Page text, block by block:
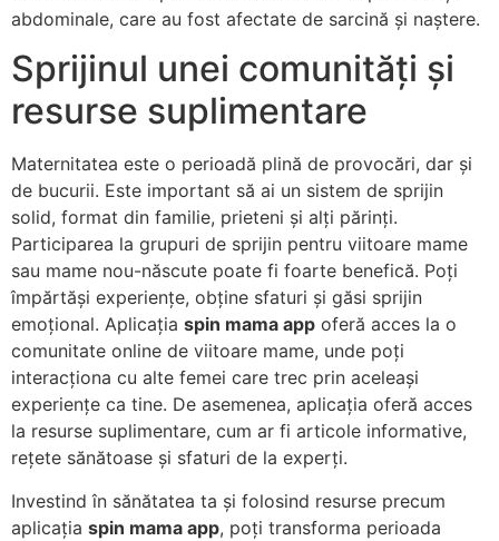
abdominale, care au fost afectate de sarcină și naștere.
Sprijinul unei comunități și
resurse suplimentare
Maternitatea este o perioadă plină de provocări, dar și
de bucurii. Este important să ai un sistem de sprijin
solid, format din familie, prieteni și alți părinți.
Participarea la grupuri de sprijin pentru viitoare mame
sau mame nou-născute poate fi foarte benefică. Poți
împărtăși experiențe, obține sfaturi și găsi sprijin
emoțional. Aplicația spin mama app oferă acces la o
comunitate online de viitoare mame, unde poți
interacționa cu alte femei care trec prin aceleași
experiențe ca tine. De asemenea, aplicația oferă acces
la resurse suplimentare, cum ar fi articole informative,
rețete sănătoase și sfaturi de la experți.
Investind în sănătatea ta și folosind resurse precum
aplicația spin mama app, poți transforma perioada